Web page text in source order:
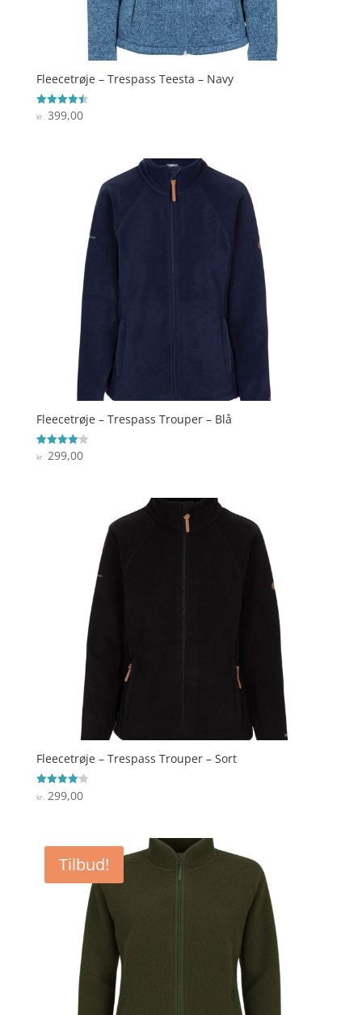
Fleecetrøje – Trespass Teesta – Navy
Vurderet
4.5
kr.399,00
Fleecetrøje – Trespass Trouper – Blå
Vurderet
4.1
kr.299,00
Fleecetrøje – Trespass Trouper – Sort
Vurderet
4.1
kr.299,00
Tilbud!